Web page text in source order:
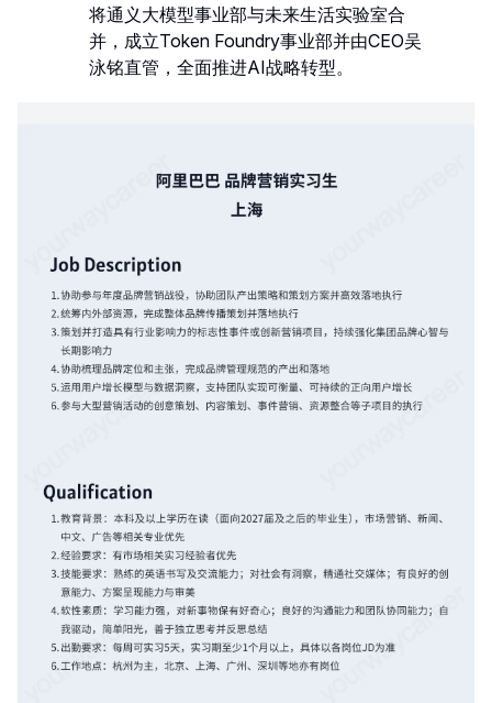
将通义大模型事业部与未来生活实验室合
并，成立Token Foundry事业部并由CEO吴
泳铭直管，全面推进AI战略转型。